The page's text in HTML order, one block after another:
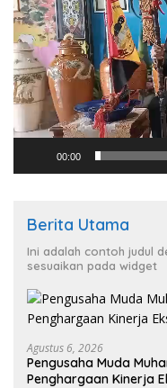
00:00
Berita Utama
Ini adalah contoh judul
sesuaikan pada widget
Agustus 6, 2026
Pengusaha Muda
Penghargaan Kinerja